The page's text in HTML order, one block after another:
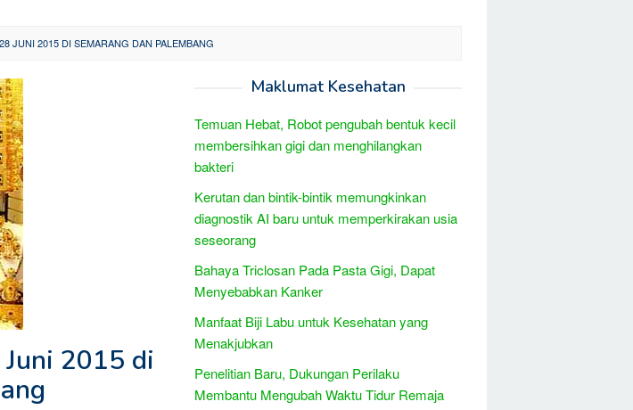
JUNI 2015 DI SEMARANG DAN PALEMBANG
2015 di
Maklumat Kesehatan
Temuan Hebat, Robot pengubah bentuk kecil
membersihkan gigi dan menghilangkan
bakteri
Kerutan dan bintik-bintik memungkinkan
diagnostik AI baru untuk memperkirakan usia
seseorang
Bahaya Triclosan Pada Pasta Gigi, Dapat
Menyebabkan Kanker
Manfaat Biji Labu untuk Kesehatan yang
Menakjubkan
Penelitian Baru, Dukungan Perilaku
Membantu Mengubah Waktu Tidur Remaja